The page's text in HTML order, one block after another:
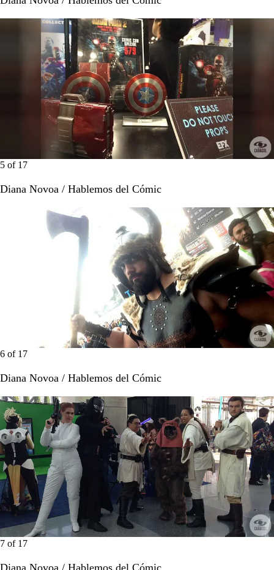
5 of 17
Diana Novoa / Hablemos del Cómic
6 of 17
Diana Novoa / Hablemos del Cómic
7 of 17
Diana Novoa / Hablemos del Cómic